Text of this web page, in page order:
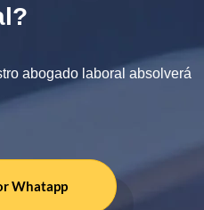
abogado laboral absolverá
Whatapp